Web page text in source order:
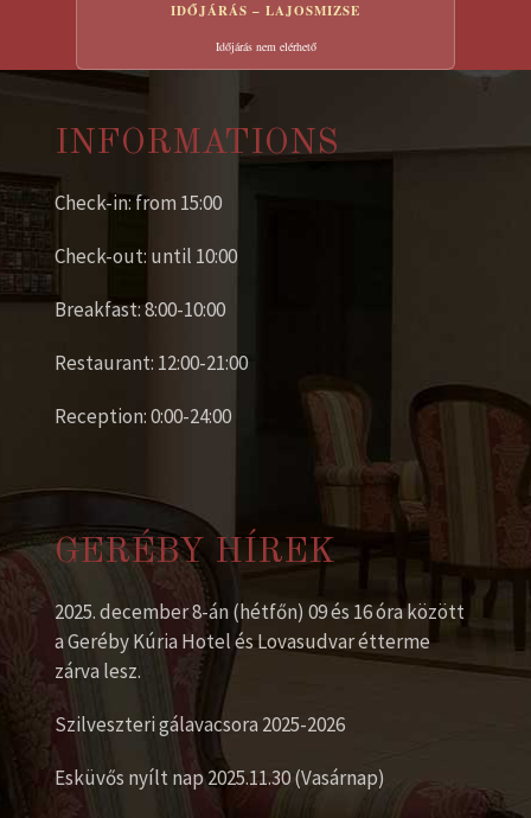
IDŐJÁRÁS – LAJOSMIZSE
Időjárás nem elérhető
INFORMATIONS
Check-in: from 15:00
Check-out: until 10:00
Breakfast: 8:00-10:00
Restaurant: 12:00-21:00
Reception: 0:00-24:00
GERÉBY HÍREK
2025. december 8-án (hétfőn) 09 és 16 óra között
a Geréby Kúria Hotel és Lovasudvar étterme
zárva lesz.
Szilveszteri gálavacsora 2025-2026
Esküvős nyílt nap 2025.11.30 (Vasárnap)